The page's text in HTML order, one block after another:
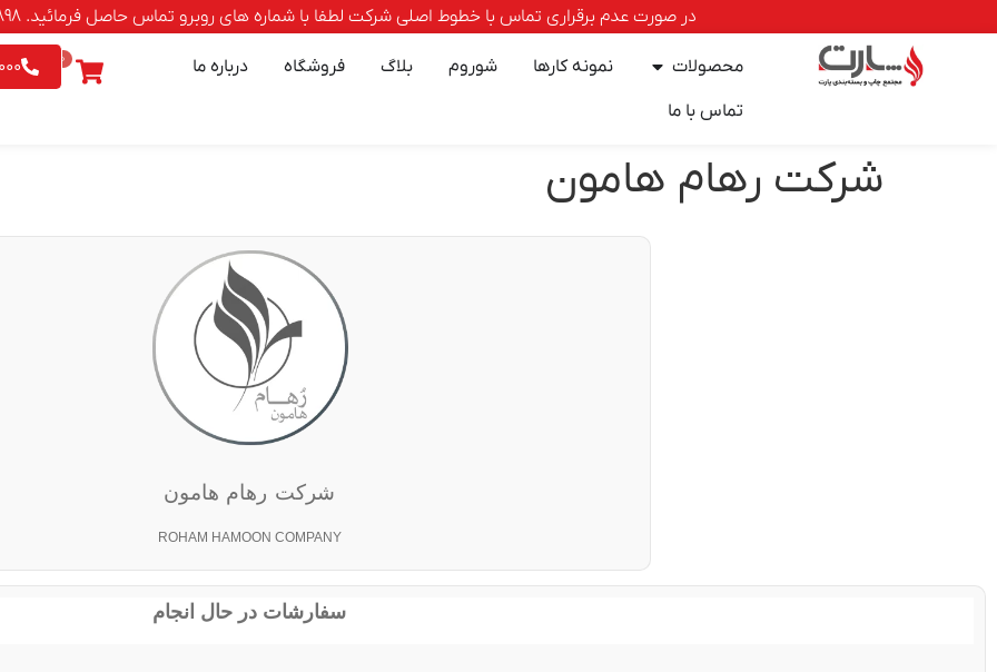
در صورت عدم برقراری تماس با خطوط اصلی شرکت لطفا با شماره های روبرو تماس حاصل فرمائید. 88500898-021 | 9542026 - 0903
محصولات نمونه کارها شوروم بلاگ فروشگاه
درباره ما
تماس با ما
0
شرکت رهام هامون
شرکت رهام هامون
ROHAM HAMOON COMPANY
سفارشات در حال انجام